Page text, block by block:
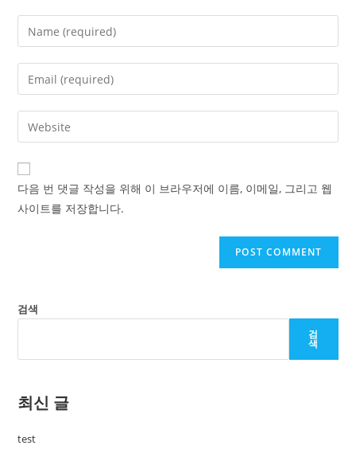
Enter
your
name
comment
Enter
your
email
address
comment
Enter
your
website
URL
(optional)
다음 번 댓글 작성을 위해 이 브라우저에 이름, 이메일, 그리고 웹
사이트를 저장합니다.
검색
검
색
최신 글
test